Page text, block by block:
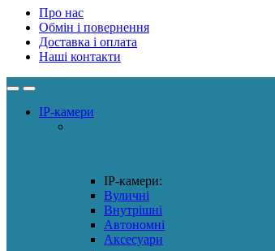
Про нас
Обмін і повернення
Доставка і оплата
Наші контакти
IP-камери
IP-камери:
Вуличні
Внутрішні
Автономні
Аксесуари